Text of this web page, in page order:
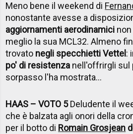
Meno bene il weekend di
nonostante avesse a
aggiornamenti aerodinamici
meglio la sua MCL32. Almeno
trovato negli specchietti Vettel :
po' di resistenza nell'offrirgli sul
sorpasso l'ha mostrata...
HAAS – VOTO 5Deludente il
che è balzata agli onori della
per il botto di Romain Grosjean